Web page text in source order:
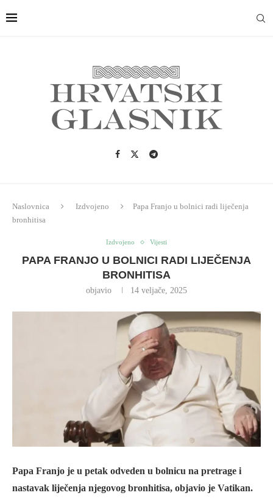
Naslovnica Izdvojeno
Papa Franjo u bolnici radi liječenja
bronhitisa
Izdvojeno Vijesti
PAPA FRANJO U BOLNICI RADI LIJEČENJA
BRONHITISA
objavio 14 veljače, 2025
Papa Franjo je u petak odveden u bolnicu na pretrage i
nastavak liječenja njegovog bronhitisa, objavio je Vatikan.